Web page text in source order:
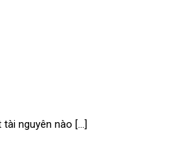
nguyên nào […]